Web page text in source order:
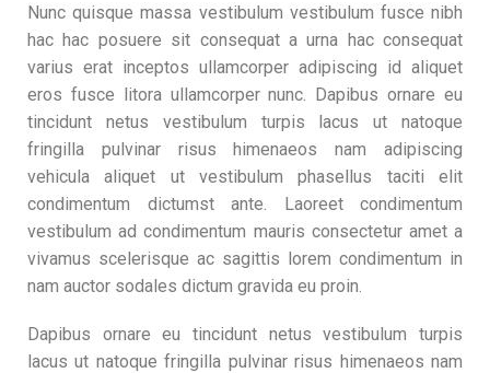
Nunc quisque massa vestibulum vestibulum fusce nibh
hac hac posuere sit consequat a urna hac consequat
varius erat inceptos ullamcorper adipiscing id aliquet
eros fusce litora ullamcorper nunc. Dapibus ornare eu
tincidunt netus vestibulum turpis lacus ut natoque
fringilla pulvinar risus himenaeos nam adipiscing
vehicula aliquet ut vestibulum phasellus taciti elit
condimentum dictumst ante. Laoreet condimentum
vestibulum ad condimentum mauris consectetur amet a
vivamus scelerisque ac sagittis lorem condimentum in
nam auctor sodales dictum gravida eu proin.
Dapibus ornare eu tincidunt netus vestibulum turpis
lacus ut natoque fringilla pulvinar risus himenaeos nam